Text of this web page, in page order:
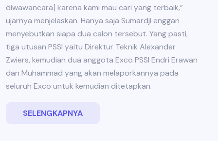
diwawancara] karena kami mau cari yang terbaik,”
ujarnya menjelaskan. Hanya saja Sumardji enggan
menyebutkan siapa dua calon tersebut. Yang pasti,
tiga utusan PSSI yaitu Direktur Teknik Alexander
Zwiers, kemudian dua anggota Exco PSSI Endri Erawan
dan Muhammad yang akan melaporkannya pada
seluruh Exco untuk kemudian ditetapkan.
SELENGKAPNYA